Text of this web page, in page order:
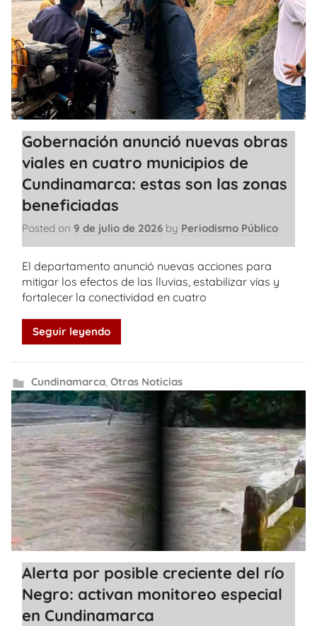
Gobernación anunció nuevas obras
viales en cuatro municipios de
Cundinamarca: estas son las zonas
beneficiadas
Posted on 9 de julio de 2026 by Periodismo Público
El departamento anunció nuevas acciones para
mitigar los efectos de las lluvias, estabilizar vías y
fortalecer la conectividad en cuatro
Seguir leyendo
Cundinamarca, Otras Noticias
Alerta por posible creciente del río
Negro: activan monitoreo especial
en Cundinamarca